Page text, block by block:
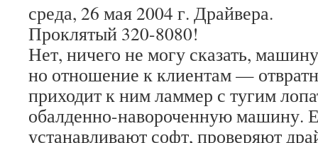
среда, 26 мая 2004 г. Драйвера.
Проклятый 320-8080!
Нет, ничего не могу сказать,
но отношение к клиентам —
приходит к ним ламмер с тугим
обалденно-навороченную машину.
устанавливают софт, проверяют